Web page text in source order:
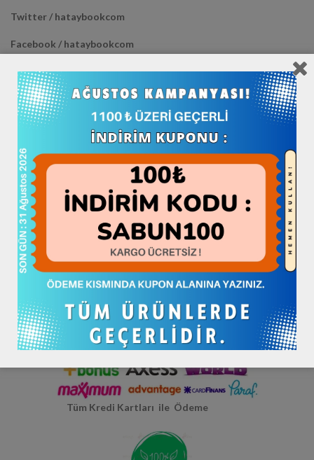
Twitter / hataybookcom
Facebook / hataybookcom
Youtube / hataybookcom
Diğer Mağazalarımız :
Trendyol >> HATAYBOOK <<
Hepsiburada >> HATAYBOOK <<
Hatay Yerli Üretim
Tüm Kredi Kartları ile Ödeme